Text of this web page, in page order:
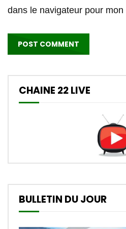
dans le navigateur pour
CHAINE 22 LIVE
BULLETIN DU JOUR